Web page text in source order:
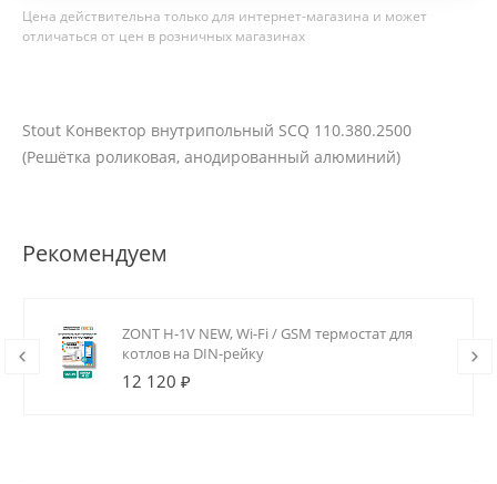
Цена действительна только для интернет-магазина и может
отличаться от цен в розничных магазинах
Stout Конвектор внутрипольный SCQ 110.380.2500
(Решётка роликовая, анодированный алюминий)
Рекомендуем
ZONT H-1V NEW, Wi-Fi / GSM термостат для
котлов на DIN-рейку
12 120 ₽